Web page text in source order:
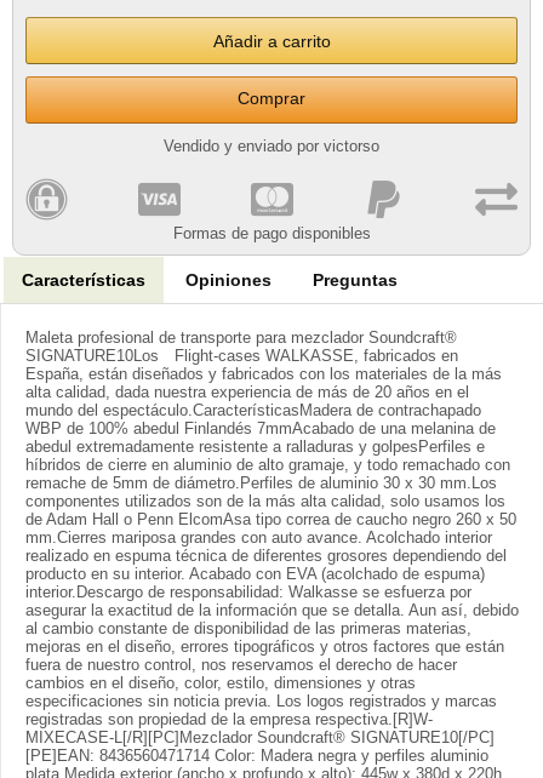
Comprar
Vendido y enviado por victorso
Formas de pago disponibles
Características Opiniones Preguntas
Maleta profesional de transporte para mezclador Soundcraft®
SIGNATURE10Los Flight-cases WALKASSE, fabricados en
España, están diseñados y fabricados con los materiales de la más
alta calidad, dada nuestra experiencia de más de 20 años en el
mundo del espectáculo.CaracterísticasMadera de contrachapado
WBP de 100% abedul Finlandés 7mmAcabado de una melanina de
abedul extremadamente resistente a ralladuras y golpesPerfiles e
híbridos de cierre en aluminio de alto gramaje, y todo remachado con
remache de 5mm de diámetro.Perfiles de aluminio 30 x 30 mm.Los
componentes utilizados son de la más alta calidad, solo usamos los
de Adam Hall o Penn ElcomAsa tipo correa de caucho negro 260 x 50
mm.Cierres mariposa grandes con auto avance. Acolchado interior
realizado en espuma técnica de diferentes grosores dependiendo del
producto en su interior. Acabado con EVA (acolchado de espuma)
interior.Descargo de responsabilidad: Walkasse se esfuerza por
asegurar la exactitud de la información que se detalla. Aun así, debido
al cambio constante de disponibilidad de las primeras materias,
mejoras en el diseño, errores tipográficos y otros factores que están
fuera de nuestro control, nos reservamos el derecho de hacer
cambios en el diseño, color, estilo, dimensiones y otras
especificaciones sin noticia previa. Los logos registrados y marcas
registradas son propiedad de la empresa respectiva.[R]W-
MIXECASE-L[/R][PC]Mezclador Soundcraft® SIGNATURE10[/PC]
[PE]EAN: 8436560471714 Color: Madera negra y perfiles aluminio
plata Medida exterior (ancho x profundo x alto): 445w x 380d x 220h